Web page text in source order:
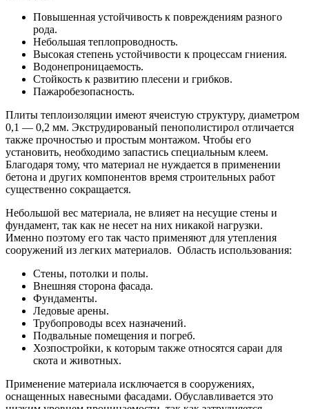
Повышенная устойчивость к повреждениям разного
рода.
Небольшая теплопроводность.
Высокая степень устойчивости к процессам гниения.
Водонепроницаемость.
Стойкость к развитию плесени и грибков.
Пажаробезопасность.
Плиты теплоизоляции имеют ячеистую структуру, диаметром
0,1 — 0,2 мм. Экструдированый пенополистирол отличается
также прочностью и простым монтажом. Чтобы его
установить, необходимо запастись специальным клеем.
Благодаря тому, что материал не нуждается в применении
бетона и других компонентов время строительных работ
существенно сокращается.
Небольшой вес материала, не влияет на несущие стены и
фундамент, так как не несет на них никакой нагрузки.
Именно поэтому его так часто применяют для утепления
сооружений из легких материалов. Область использования:
Стены, потолки и полы.
Внешняя сторона фасада.
Фундаменты.
Ледовые арены.
Трубопроводы всех назначений.
Подвальные помещения и погреб.
Хозпостройки, к которым также относятся сараи для
скота и животных.
Применение материала исключается в сооружениях,
оснащенных навесными фасадами. Обуславливается это